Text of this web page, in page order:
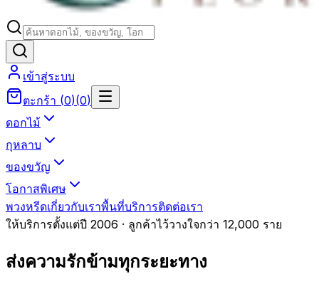
เข้าสู่ระบบ
ตะกร้า (0)(0)
ดอกไม้
กุหลาบ
ของขวัญ
โอกาสพิเศษ
พวงหรีดเกี่ยวกับเราพื้นที่บริการติดต่อเรา
ให้บริการตั้งแต่ปี 2006 · ลูกค้าไว้วางใจกว่า 12,000 ราย
ส่งความรักข้ามทุกระยะทาง